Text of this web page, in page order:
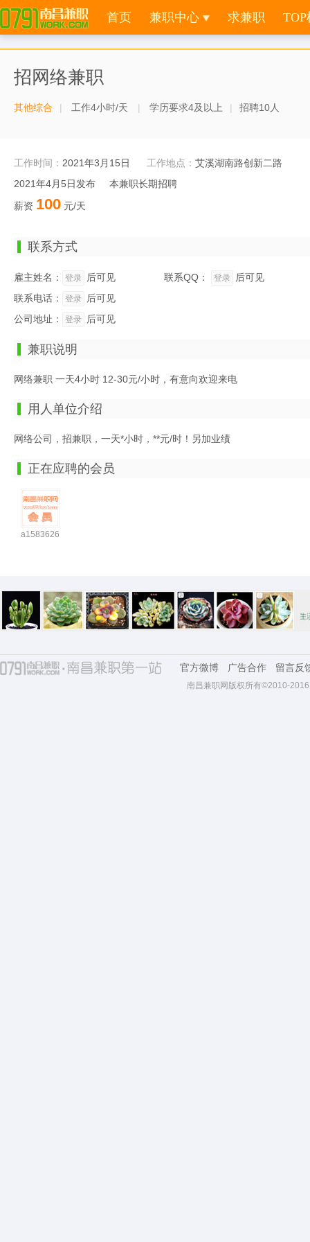
首页 兼职中心 求兼职 TOP
招网络兼职
其他综合 工作4小时/天 学历要求4及以上 招聘10人
工作时间： 2021年3月15日 工作地点： 艾溪湖南路创新二路
2021年4月5日发布 本兼职长期招聘
薪资 100 元/天
联系方式
雇主姓名： 登录 后可见 联系QQ： 登录
后可见
联系电话：
登录
后可见
公司地址：
登录 后可见
兼职说明
网络兼职 一天4小时 12-30元/小时，有意向欢迎来电
用人单位介绍
网络公司，招兼职，一天*小时，**元/时！另加业绩
正在应聘的会员
a15836260657
官方微博 广告合作 留言反
南昌兼职网版权所有©2010-